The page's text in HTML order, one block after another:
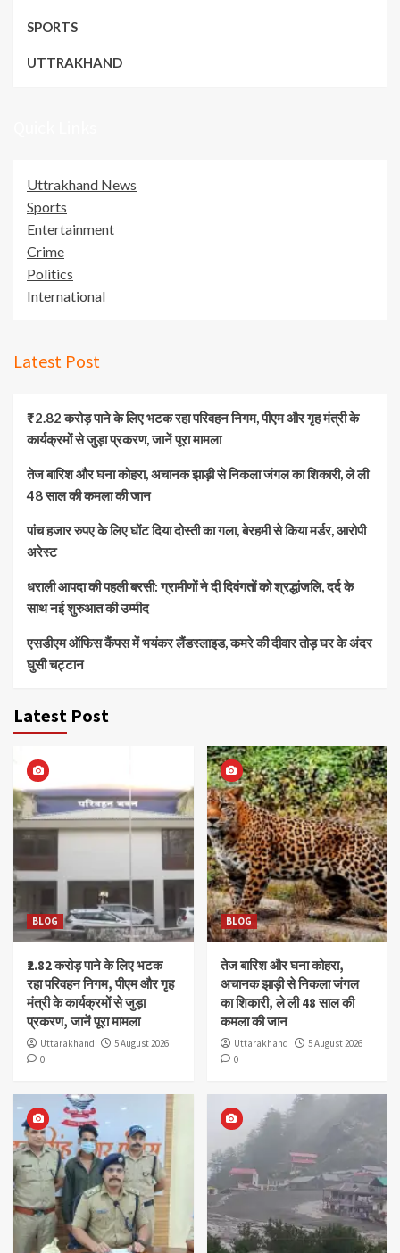
SPORTS
UTTRAKHAND
Uttrakhand News
Sports
Entertainment
Crime
Politics
International
Latest Post
₹2.82 करोड़ पाने के लिए भटक रहा परिवहन निगम, पीएम और गृह मंत्री के
कार्यक्रमों से जुड़ा प्रकरण, जानें पूरा मामला
तेज बारिश और घना कोहरा, अचानक झाड़ी से निकला जंगल का शिकारी, ले ली
48 साल की कमला की जान
पांच हजार रुपए के लिए घोंट दिया दोस्ती का गला, बेरहमी से किया मर्डर, आरोपी
अरेस्ट
धराली आपदा की पहली बरसी: ग्रामीणों ने दी दिवंगतों को श्रद्धांजलि, दर्द के
साथ नई शुरुआत की उम्मीद
एसडीएम ऑफिस कैंपस में भयंकर लैंडस्लाइड, कमरे की दीवार तोड़ घर के अंदर
घुसी चट्टान
Latest Post
BLOG
₹2.82 करोड़ पाने के लिए भटक
रहा परिवहन निगम, पीएम और गृह
मंत्री के कार्यक्रमों से जुड़ा
प्रकरण, जानें पूरा मामला
Uttarakhand
5 August 2026
0
BLOG
तेज बारिश और घना कोहरा,
अचानक झाड़ी से निकला जंगल
का शिकारी, ले ली 48 साल की
कमला की जान
Uttarakhand
5 August 2026
0